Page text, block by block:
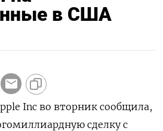
в США
Inc во вторник сообщила,
сделку с